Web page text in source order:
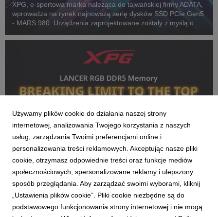
XPG, e-sportowa marka należąca do tajwańskiej firmy ADATA,
wprowadza na rynek najnowszą serię dysków SSD PCIe Gen5
- MARS 980. Urządzenia zaprojektowane zostały z myślą o
spełniają też rosnące wymagania aplikacji...
XPG
Rekord świata XPG! LANCER RGB DDR5
podkręcony do 12 762 MT/s
3 kwietnia 2025
XPG, e-sportowa marka należąca do tajwańskiej firmy ADATA,
Używamy plików cookie do działania naszej strony
internetowej, analizowania Twojego korzystania z naszych
usług, zarządzania Twoimi preferencjami online i
personalizowania treści reklamowych. Akceptując nasze pliki
cookie, otrzymasz odpowiednie treści oraz funkcje mediów
społecznościowych, spersonalizowane reklamy i ulepszony
sposób przeglądania. Aby zarządzać swoimi wyborami, kliknij
„Ustawienia plików cookie”. Pliki cookie niezbędne są do
podstawowego funkcjonowania strony internetowej i nie mogą